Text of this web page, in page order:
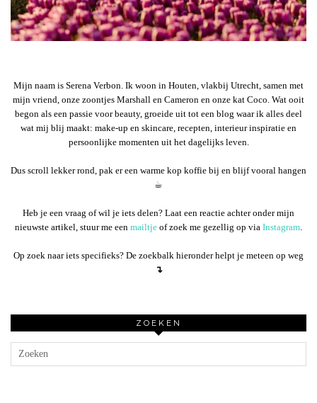
Mijn naam is Serena Verbon. Ik woon in Houten, vlakbij Utrecht, samen met
mijn vriend, onze zoontjes Marshall en Cameron en onze kat Coco. Wat ooit
begon als een passie voor beauty, groeide uit tot een blog waar ik alles deel
wat mij blij maakt: make-up en skincare, recepten, interieur inspiratie en
persoonlijke momenten uit het dagelijks leven.
Dus scroll lekker rond, pak er een warme kop koffie bij en blijf vooral hangen
☕︎
Heb je een vraag of wil je iets delen? Laat een reactie achter onder mijn
nieuwste artikel, stuur me een mailtje of zoek me gezellig op via Instagram
Op zoek naar iets specifieks? De zoekbalk hieronder helpt je meteen op weg
↴
ZOEKEN